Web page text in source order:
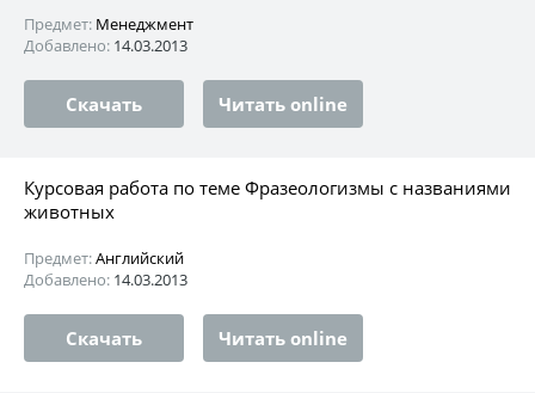
Предмет: Менеджмент
Добавлено: 14.03.2013
Скачать Читать online
Курсовая работа по теме Фразеологизмы с названиями
животных
Предмет:Английский
Добавлено: 14.03.2013
Скачать Читать online